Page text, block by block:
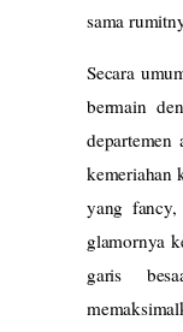
sama
Secara
bermain
departemen
kemeriahan
yang fancy,
glamornya
garis